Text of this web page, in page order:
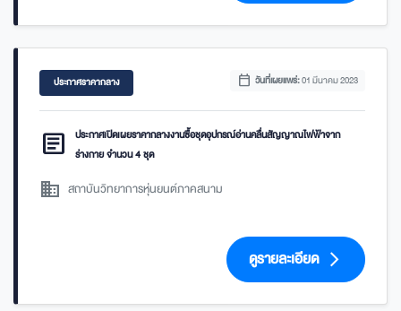
ประกาศราคากลาง calendar_today วันที่เผยแพร่:01 มีนาคม 2023
article
ประกาศเปิดเผยราคากลางงานซื้อชุดอุปกรณ์อ่านคลื่นสัญญาณไฟฟ้าจาก
ร่างกาย จำนวน 4 ชุด
domain สถาบันวิทยาการหุ่นยนต์ภาคสนาม
ดูรายละเอียด arrow_forward_ios